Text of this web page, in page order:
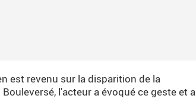
est revenu sur la disparition de la
l'acteur a évoqué ce geste et a